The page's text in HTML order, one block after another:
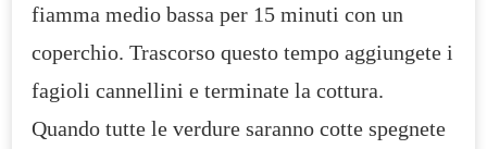
fiamma medio bassa per 15 minuti con un
coperchio. Trascorso questo tempo aggiungete i
fagioli cannellini e terminate la cottura.
Quando tutte le verdure saranno cotte spegnete